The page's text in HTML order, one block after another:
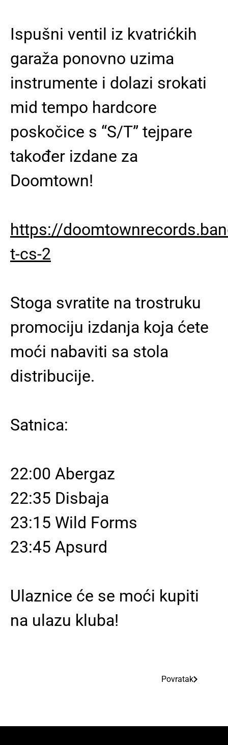
Ispušni ventil iz kvatrićkih
garaža ponovno uzima
instrumente i dolazi srokati
mid tempo hardcore
poskočice s “S/T” tejpare
također izdane za
Doomtown!
https://
t-cs-2
Stoga svratite na trostruku
promociju izdanja koja ćete
moći nabaviti sa stola
distribucije.
Satnica:
22:00 Abergaz
22:35 Disbaja
23:15 Wild Forms
23:45 Apsurd
Ulaznice će se moći kupiti
na ulazu kluba!
Povratak